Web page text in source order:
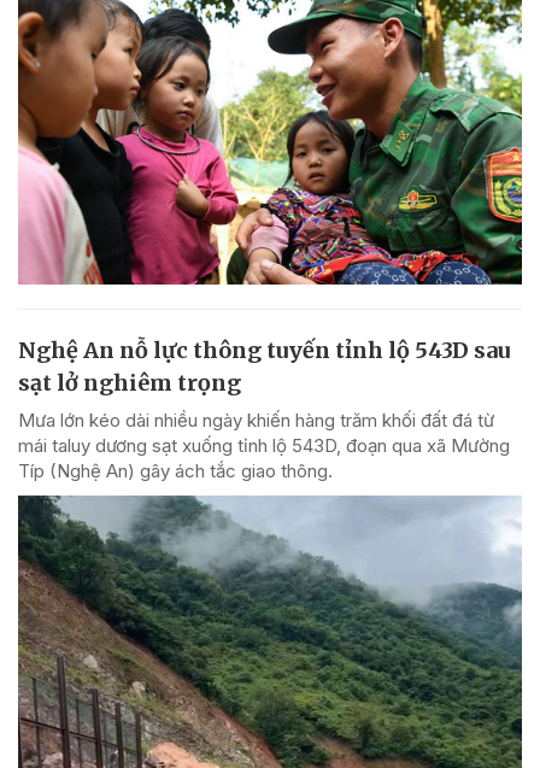
Nghệ An nỗ lực thông tuyến tỉnh lộ 543D sau
sạt lở nghiêm trọng
Mưa lớn kéo dài nhiều ngày khiến hàng trăm khối đất đá từ
mái taluy dương sạt xuống tỉnh lộ 543D, đoạn qua xã Mường
Típ (Nghệ An) gây ách tắc giao thông.